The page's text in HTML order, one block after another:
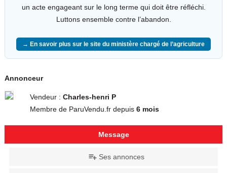
un acte engageant sur le long terme qui doit être réfléchi.
Luttons ensemble contre l’abandon.
→ En savoir plus sur le site du ministère chargé de l’agriculture
Annonceur
Vendeur : Charles-henri P
Membre de ParuVendu.fr depuis 6 mois
Message
Ses annonces